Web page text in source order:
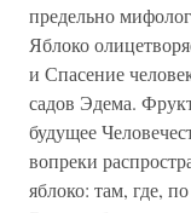
предельно
Яблоко
и Спасение
садов Эдема.
будущее
вопреки
яблоко: там, где,